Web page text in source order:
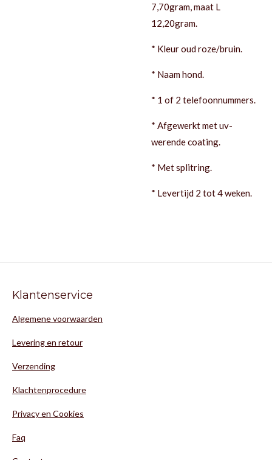
7,70gram, maat L
12,20gram.
* Kleur oud roze/bruin.
* Naam hond.
* 1 of 2 telefoonnummers.
* Afgewerkt met uv-
werende coating.
* Met splitring.
* Levertijd 2 tot 4 weken.
Klantenservice
Algemene voorwaarden
Levering en retour
Verzending
Klachtenprocedure
Privacy en Cookies
Faq